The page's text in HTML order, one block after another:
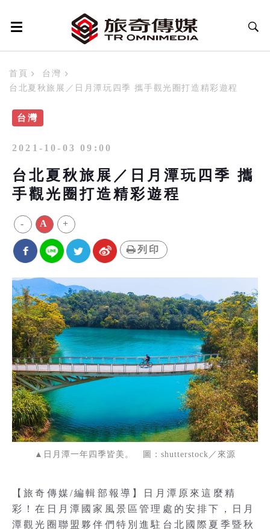
首頁
台灣
台北夏秋旅展／日月潭玩四季 攜手觀光圈打造精彩遊程
台灣
2021-10-03 09:00
台北夏秋旅展／日月潭玩四季 攜
手觀光圈打造精彩遊程
- A +
列印
▲日月潭一年四季皆美。 圖：shutterstock／來源
【旅奇傳媒/編輯部報導】日月潭原來這麼精
彩！在日月潭國家風景區管理處的安排下，日月
潭觀光圈聯盟夥伴們特別進駐台北國際夏季暨秋